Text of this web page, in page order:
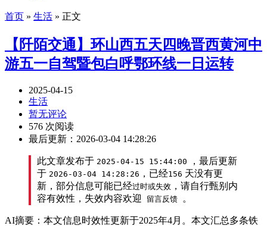
首页 » 生活 » 正文
【阡陌交通】环山西五天四晚晋西黄河中
游五一自驾暨包白呼鄂环线一日运转
2025-04-15
生活
暂无评论
576 次阅读
最后更新：2026-03-04 14:28:26
此文章发布于 2025-04-15 15:44:00
，最后更新
于 2026-03-04 14:28:26 ，已经156 天没有更
新，部分信息可能已经过时或失效 ，请自行甄别内
容有效性，失效内容欢迎
留言反馈 。
AI摘要：本文信息时效性更新于2025年4月。本文汇总多条铁